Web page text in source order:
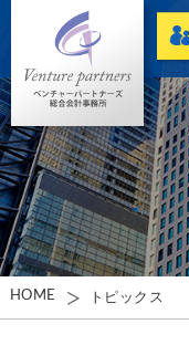
HOME トピックス